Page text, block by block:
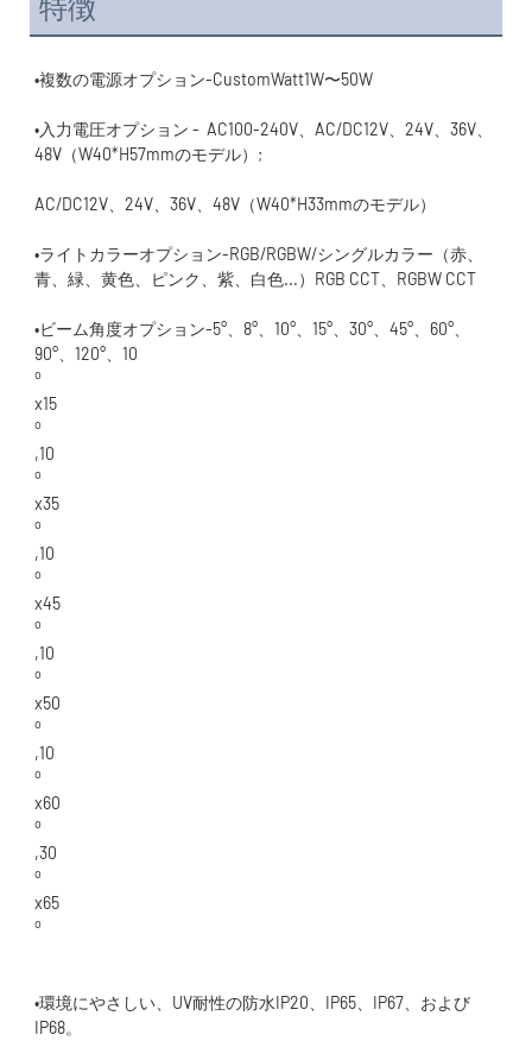
特徴
•入力電圧オプション -  AC100-240V、AC/DC12V、24V、36V、
•ライトカラーオプション-RGB/RGBW/シングルカラー（赤、
•ビーム角度オプション-5°、8°、10°、15°、30°、45°、60°、
•環境にやさしい、UV耐性の防水IP20、IP65、IP67、および